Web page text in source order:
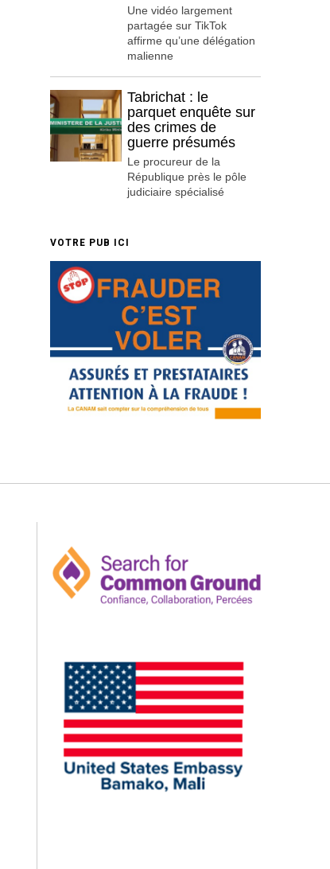
Une vidéo largement
partagée sur TikTok
affirme qu’une délégation
malienne
Tabrichat : le
parquet enquête sur
des crimes de
guerre présumés
Le procureur de la
République près le pôle
judiciaire spécialisé
VOTRE PUB ICI